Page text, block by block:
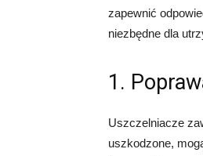
zapewnić
niezbędne dla
1.
Uszczelniacze
uszkodzone,